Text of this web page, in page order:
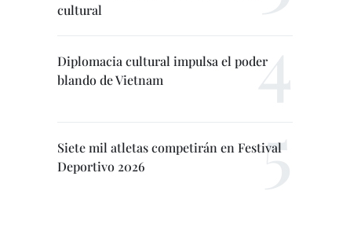
cultural
Diplomacia cultural impulsa el poder
blando de Vietnam
Siete mil atletas competirán en Festival
Deportivo 2026